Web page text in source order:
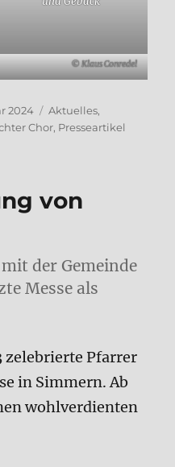
© Klaus Conredel
2024 Kategorien
Aktuelles,
Chor, Presseartikel
von
der Gemeinde
Messe als
zelebrierte Pfarrer
in Simmern. Ab
wohlverdienten